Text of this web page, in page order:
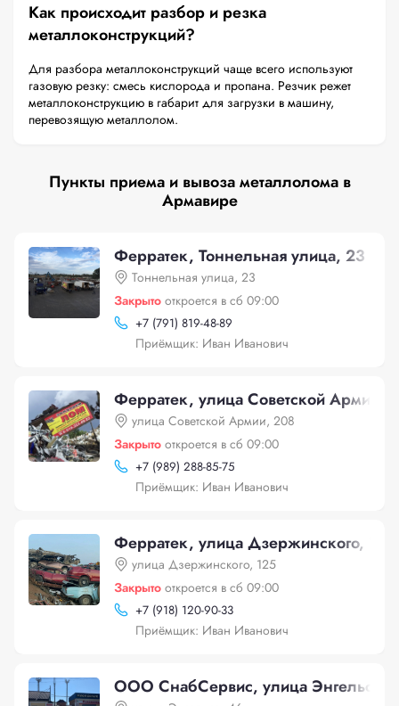
Как происходит разбор и резка
металлоконструкций?
Для разбора металлоконструкций чаще всего используют
газовую резку: смесь кислорода и пропана. Резчик режет
металлоконструкцию в габарит для загрузки в машину,
перевозящую металлолом.
Пункты приема и вывоза металлолома в
Армавире
Ферратек, Тоннельная улица, 23
Тоннельная улица, 23
Закрыто откроется в сб 09:00
+7 (791) 819-48-89
Приёмщик: Иван Иванович
Ферратек, улица Советской Армии,
улица Советской Армии, 208
Закрыто откроется в сб 09:00
+7 (989) 288-85-75
Приёмщик: Иван Иванович
Ферратек, улица Дзержинского, 125
улица Дзержинского, 125
Закрыто откроется в сб 09:00
+7 (918) 120-90-33
Приёмщик: Иван Иванович
ООО СнабСервис, улица Энгельса,